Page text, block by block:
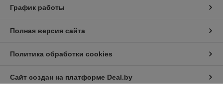
График работы
Полная версия сайта
Политика обработки cookies
Сайт создан на платформе Deal.by